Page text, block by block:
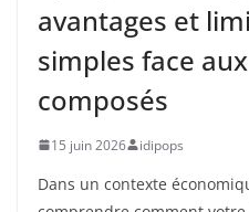
avantages et
simples face
composés
15 juin 2026 idipops
Dans un contexte